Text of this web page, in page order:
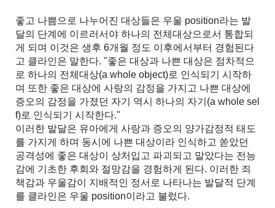
좋고 나쁨으로 나누어진 대상들은 우울 position라는 발
달의 단계에 이르러서야 하나의 전체대상으로서 통합되
게 되며 이것은 생후 6개월 정도 이후에서부터 경험된다
고 클라인은 말한다. "좋은 대상과 나쁜 대상은 점차적으
로 하나의 전체대상(a whole object)로 인식되기 시작하
며 또한 좋은 대상에 사랑의 감정을 가지고 나쁜 대상에
증오의 감정을 가졌던 자기 역시 하나의 자기(a whole sel
f)로 인식되기 시작한다."
이러한 발달은 유아에게 사랑과 증오의 양가감정적 태도
를 가지게 하며 동시에 나쁜 대상이라 인식하고 쏟았던
공격성에 좋은 대상이 상처입고 파괴되고 말았다는 전능
감에 기초한 후회와 절망감을 경험하게 된다. 이러한 죄
책감과 우울감이 지배적인 정서로 나타나는 발달적 단계
를 클라인은 우울 position이라고 불렀다.